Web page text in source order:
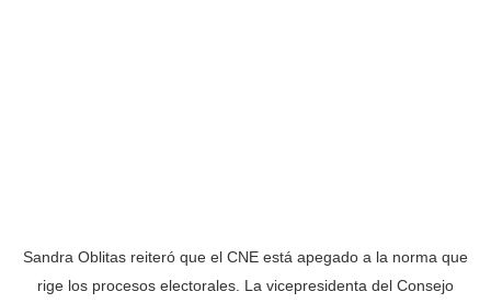
Sandra Oblitas reiteró que el CNE está apegado a la norma que
rige los procesos electorales. La vicepresidenta del Consejo